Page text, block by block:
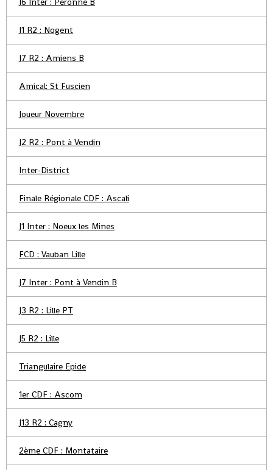
J1 R2 : Nogent
J7 R2 : Amiens B
Amical: St Fuscien
Joueur Novembre
J2 R2 : Pont à Vendin
Inter-District
Finale Régionale CDF : Ascali
J1 Inter : Noeux les Mines
FCD : Vauban Lille
J7 Inter : Pont à Vendin B
J3 R2 : Lille PT
J5 R2 : Lille
Triangulaire Epide
1er CDF : Ascom
J13 R2 : Cagny
2ème CDF : Montataire